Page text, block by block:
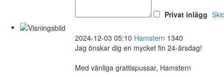
Privat inlägg
2024-12-03 05:10 Hamstern 1340
Jag önskar dig en mycket fin 24-årsdag!
Med vänliga grattispussar, Hamstern